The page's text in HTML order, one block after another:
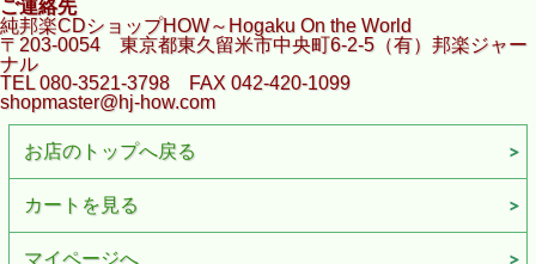
ご連絡先
純邦楽CDショップHOW～Hogaku On the World
〒203-0054 東京都東久留米市中央町6-2-5（有）邦楽ジャー
ナル
TEL 080-3521-3798 FAX 042-420-1099
shopmaster@hj-how.com
お店のトップへ戻る
カートを見る
マイページへ